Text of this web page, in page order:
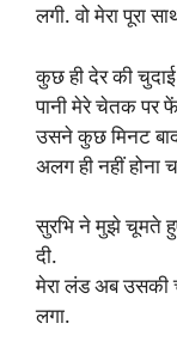
लगी. वो मेरा पूरा
कुछ ही देर की
पानी मेरे चेतक पर
उसने कुछ मिनट
अलग ही नहीं होना
सुरभि ने मुझे चूमते
दी.
मेरा लंड अब उसकी
लगा.